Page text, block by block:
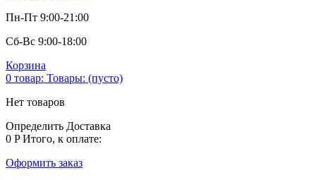
Пн-Пт 9:00-21:00
Сб-Вс 9:00-18:00
Корзина
0 товар: Товары: (пусто)
Нет товаров
Определить Доставка
0 P Итого, к оплате:
Оформить заказ